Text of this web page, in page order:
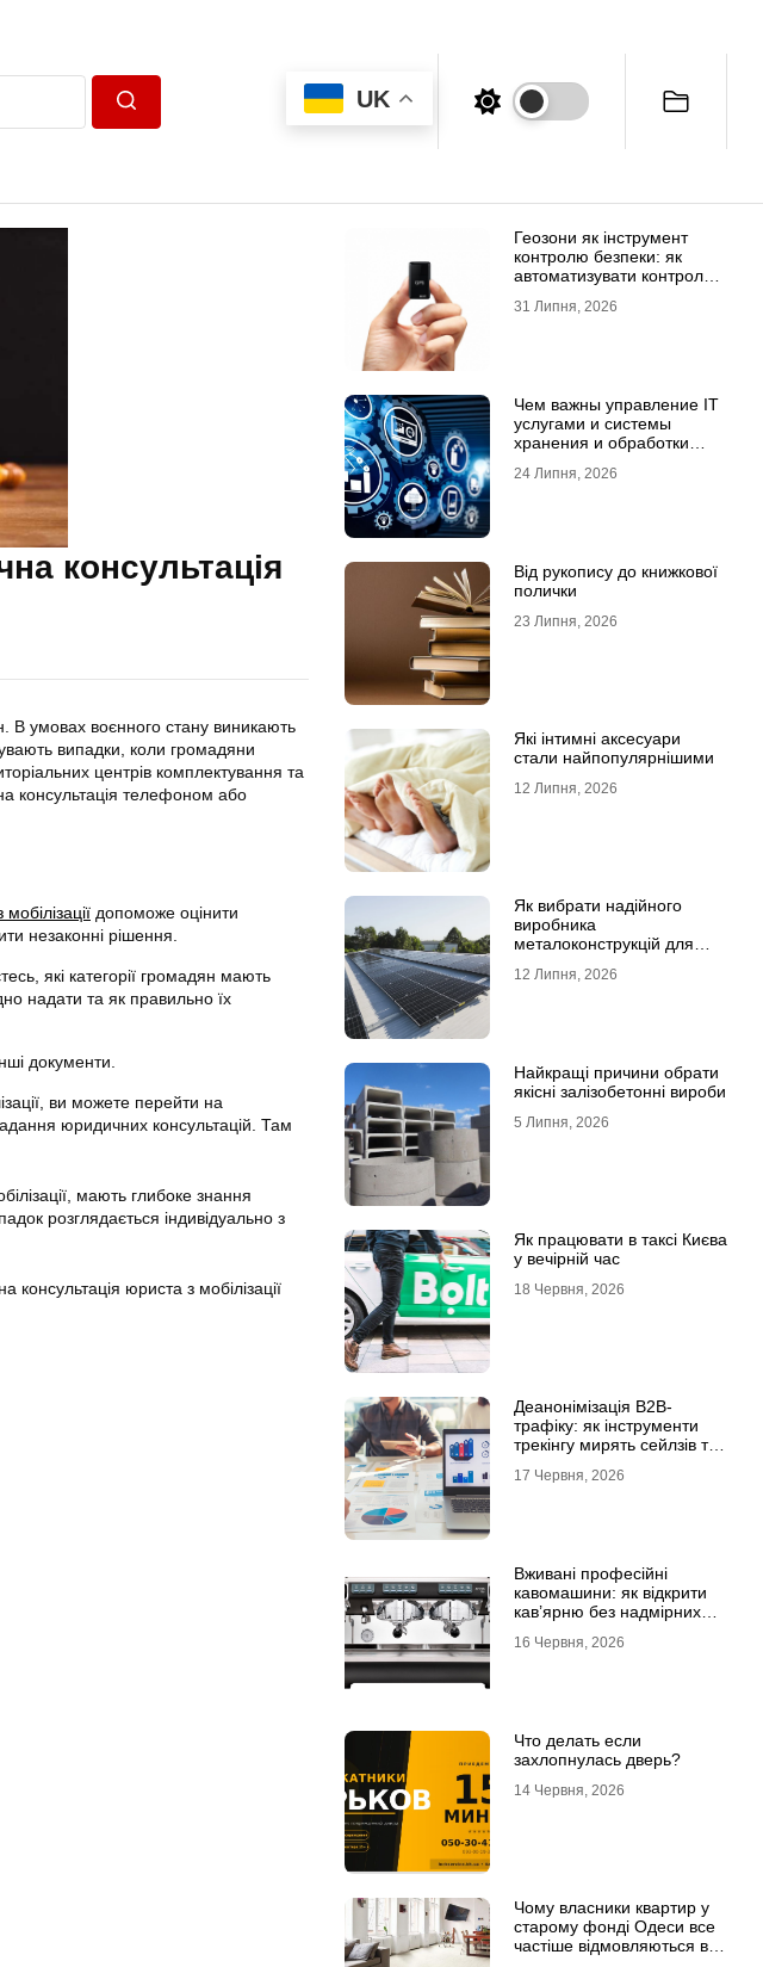
UK
консультація
В умовах воєнного стану виникають
випадки, коли громадяни
центрів комплектування та
консультація телефоном або
допоможе оцінити
незаконні рішення.
які категорії громадян мають
надати та як правильно їх
документи.
ви можете перейти на
юридичних консультацій. Там
мають глибоке знання
розглядається індивідуально з
юриста з мобілізації
Геозони як інструмент
контролю безпеки: як
автоматизувати контроль
31 Липня, 2026
Чем важны управление IT
услугами и системы
хранения и обработки
24 Липня, 2026
Від рукопису до книжкової
полички
23 Липня, 2026
Які інтимні аксесуари
стали найпопулярнішими
12 Липня, 2026
Як вибрати надійного
виробника
металоконструкцій для
12 Липня, 2026
Найкращі причини обрати
якісні залізобетонні вироби
5 Липня, 2026
Як працювати в таксі Києва
у вечірній час
18 Червня, 2026
Деанонімізація B2B-
трафіку: як інструменти
трекінгу мирять сейлзів та
17 Червня, 2026
Вживані професійні
кавомашини: як відкрити
кав’ярню без надмірних
16 Червня, 2026
Что делать если
захлопнулась дверь?
14 Червня, 2026
Чому власники квартир у
старому фонді Одеси все
частіше відмовляються від